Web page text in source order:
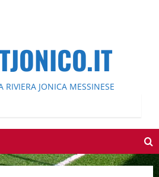
RIVIERA JONICA MESSINESE